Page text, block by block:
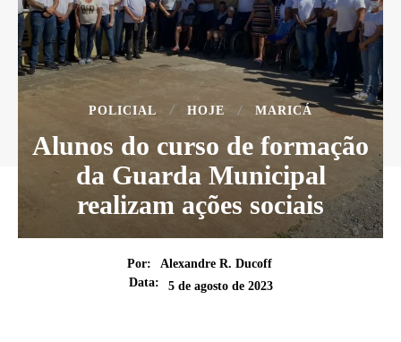
POLICIAL HOJE MARICÁ
Alunos do curso de formação
da Guarda Municipal
realizam ações sociais
Por:
Alexandre R. Ducoff
Data:
5 de agosto de 2023